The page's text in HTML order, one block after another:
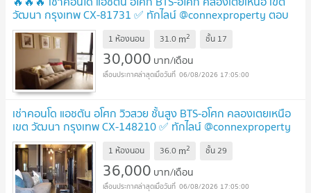
วัฒนา กรุงเทพ CX-81731 ✅ ทักไลน์ @connexproperty ตอบ
ทันที ทีมงานมืออาชีพ ✅ 🔥🔥🔥
1 ห้องนอน 31.0 m2 ชั้น 17
30,000 บาท/เดือน
06/08/2026 17:05:00
เช่าคอนโด แอชตัน อโศก วิวสวย ชั้นสูง BTS-อโศก คลองเตยเหนือ
เขต วัฒนา กรุงเทพ CX-148210 ✅ ทักไลน์ @connexproperty
ตอบทันที ทีมงานมืออาชีพ ✅
1 ห้องนอน 36.0 m2 ชั้น29
36,000 บาท/เดือน
06/08/2026 17:05:00